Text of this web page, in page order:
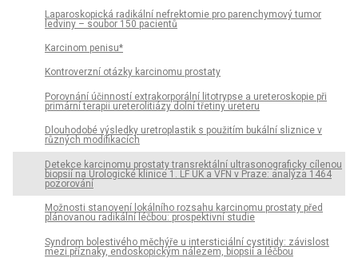
Laparoskopická radikální nefrektomie pro parenchymový tumor
ledviny – soubor 150 pacientů
Karcinom penisu*
Kontroverzní otázky karcinomu prostaty
Porovnání účinností extrakorporální litotrypse a ureteroskopie při
primární terapii ureterolitiázy dolní třetiny ureteru
Dlouhodobé výsledky uretroplastik s použitím bukální sliznice v
různých modifikacích
Detekce karcinomu prostaty transrektální ultrasonograficky cílenou
biopsií na Urologické klinice 1. LF UK a VFN v Praze: analýza 1464
pozorování
Možnosti stanovení lokálního rozsahu karcinomu prostaty před
plánovanou radikální léčbou: prospektivní studie
Syndrom bolestivého měchýře u intersticiální cystitidy: závislost
mezi příznaky, endoskopickým nálezem, biopsií a léčbou